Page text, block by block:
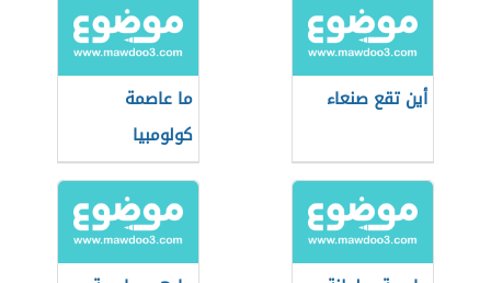
أين تقع صنعاء
ما عاصمة
كولومبيا